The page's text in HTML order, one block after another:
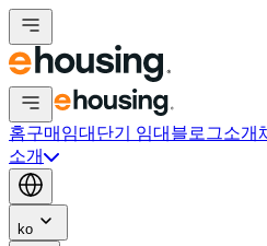
홈구매 임대 단기 임대 블로그소개
소개
ko